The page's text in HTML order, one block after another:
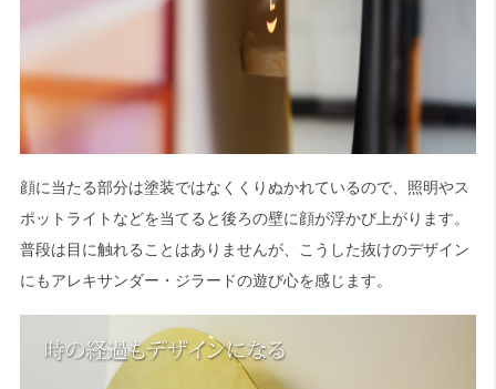
顔に当たる部分は塗装ではなくくりぬかれているので、照明やス
ポットライトなどを当てると後ろの壁に顔が浮かび上がります。
普段は目に触れることはありませんが、こうした抜けのデザイン
にもアレキサンダー・ジラードの遊び心を感じます。